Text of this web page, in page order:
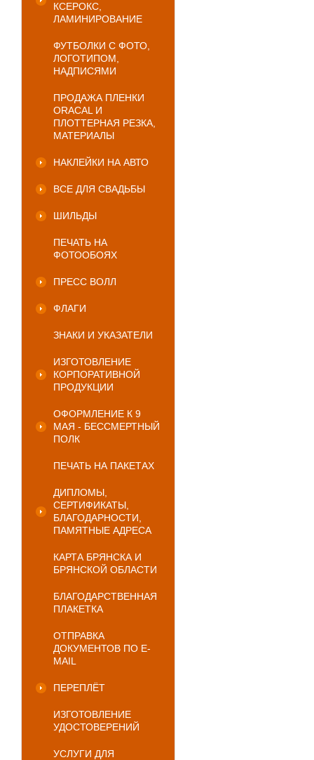
КСЕРОКС,
ЛАМИНИРОВАНИЕ
ФУТБОЛКИ С ФОТО,
ЛОГОТИПОМ,
НАДПИСЯМИ
ПРОДАЖА ПЛЕНКИ
ORACAL И
ПЛОТТЕРНАЯ РЕЗКА,
МАТЕРИАЛЫ
НАКЛЕЙКИ НА АВТО
ВСЕ ДЛЯ СВАДЬБЫ
ШИЛЬДЫ
ПЕЧАТЬ НА
ФОТООБОЯХ
ПРЕСС ВОЛЛ
ФЛАГИ
ЗНАКИ И УКАЗАТЕЛИ
ИЗГОТОВЛЕНИЕ
КОРПОРАТИВНОЙ
ПРОДУКЦИИ
ОФОРМЛЕНИЕ К 9
МАЯ - БЕССМЕРТНЫЙ
ПОЛК
ПЕЧАТЬ НА ПАКЕТАХ
ДИПЛОМЫ,
СЕРТИФИКАТЫ,
БЛАГОДАРНОСТИ,
ПАМЯТНЫЕ АДРЕСА
КАРТА БРЯНСКА И
БРЯНСКОЙ ОБЛАСТИ
БЛАГОДАРСТВЕННАЯ
ПЛАКЕТКА
ОТПРАВКА
ДОКУМЕНТОВ ПО E-
MAIL
ПЕРЕПЛЁТ
ИЗГОТОВЛЕНИЕ
УДОСТОВЕРЕНИЙ
УСЛУГИ ДЛЯ